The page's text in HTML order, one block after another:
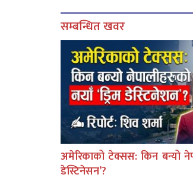
सम्बन्धित खवर
अमेरिकाको टेक्सस: किन बन्यो
डेस्टिनेसन’?